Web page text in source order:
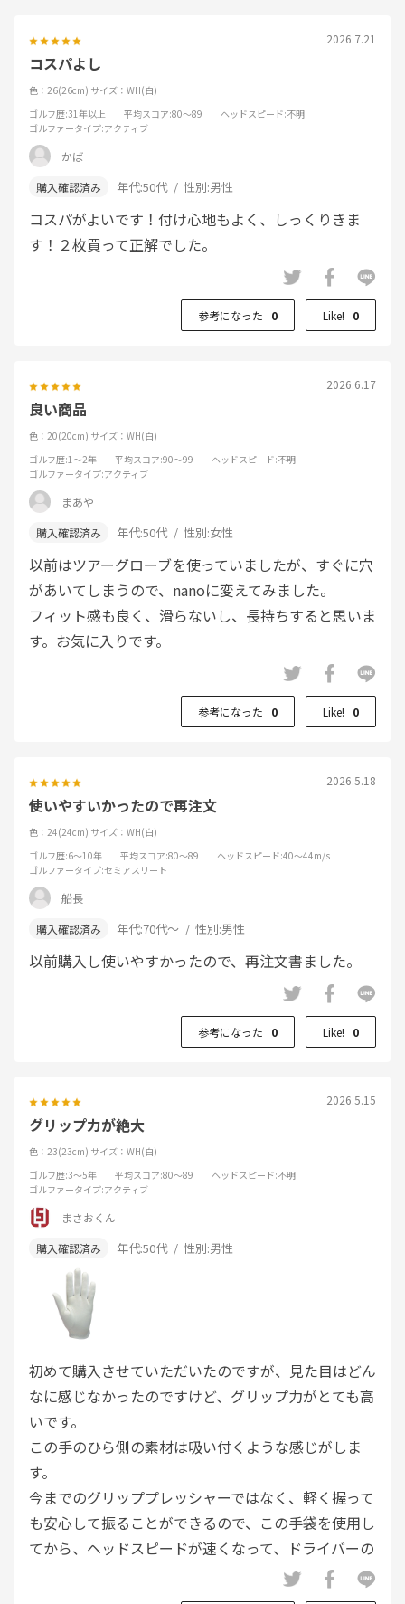
2026.7.21
コスパよし
色：26(26cm) サイズ：WH(白)
ゴルフ歴:31年以上 平均スコア:80～89 ヘッドスピード:不明
ゴルファータイプ:アクティブ
かば
年代:50代 性別:男性
コスパがよいです！付け心地もよく、しっくりきま
す！２枚買って正解でした。
参考になった 0 Like! 0
2026.6.17
良い商品
色：20(20cm) サイズ：WH(白)
ゴルフ歴:1～2年 平均スコア:90～99 ヘッドスピード:不明
ゴルファータイプ:アクティブ
まあや
年代:50代 性別:女性
以前はツアーグローブを使っていましたが、すぐに穴
があいてしまうので、nanoに変えてみました。
フィット感も良く、滑らないし、長持ちすると思いま
す。お気に入りです。
参考になった 0 Like! 0
2026.5.18
使いやすいかったので再注文
色：24(24cm) サイズ：WH(白)
ゴルフ歴:6～10年 平均スコア:80～89 ヘッドスピード:40～44m/s
ゴルファータイプ:セミアスリート
船長
年代:70代～ 性別:男性
以前購入し使いやすかったので、再注文書ました。
参考になった 0 Like! 0
2026.5.15
グリップ力が絶大
色：23(23cm) サイズ：WH(白)
ゴルフ歴:3～5年 平均スコア:80～89 ヘッドスピード:不明
ゴルファータイプ:アクティブ
まさおくん
年代:50代 性別:男性
初めて購入させていただいたのですが、見た目はどん
なに感じなかったのですけど、グリップ力がとても高
いです。
この手のひら側の素材は吸い付くような感じがしま
す。
今までのグリッププレッシャーではなく、軽く握って
も安心して振ることができるので、この手袋を使用し
てから、ヘッドスピードが速くなって、ドライバーの